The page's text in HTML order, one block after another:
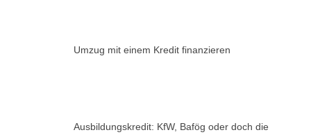
Umzug mit einem Kredit finanzieren
Ausbildungskredit: KfW, Bafög oder doch die